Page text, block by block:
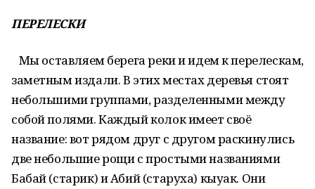
ПЕРЕЛЕСКИ
Мы оставляем берега реки и идем к перелескам,
заметным издали. В этих местах деревья стоят
небольшими группами, разделенными между
собой полями. Каждый колок имеет своё
название: вот рядом друг с другом раскинулись
две небольшие рощи с простыми названиями
Бабай (старик) и Абий (старуха) кыуак. Они